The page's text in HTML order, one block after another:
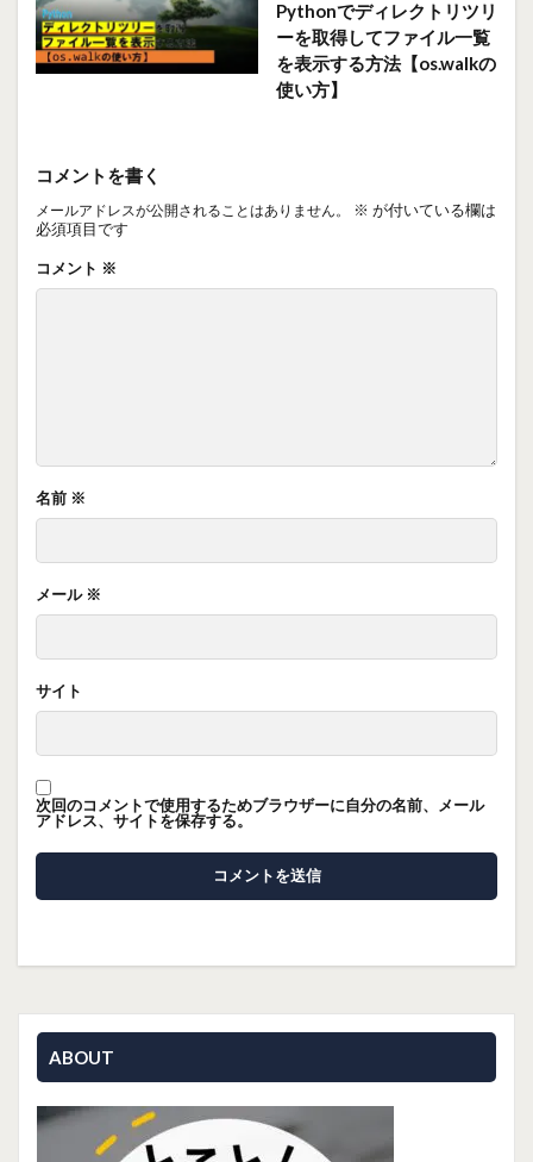
Pythonでディレクトリツリ
ーを取得してファイル一覧
を表示する方法【os.walkの
使い方】
コメントを書く
メールアドレスが公開されることはありません。 ※ が付いている欄は
必須項目です
コメント ※
名前 ※
メール ※
サイト
次回のコメントで使用するためブラウザーに自分の名前、メール
アドレス、サイトを保存する。
ABOUT